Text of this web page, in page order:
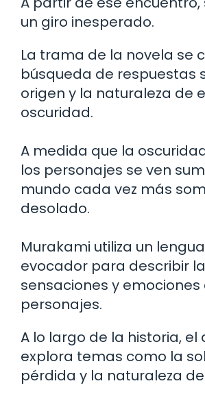
un giro inesperado.
La trama de la novela se
búsqueda de respuestas
origen y la naturaleza de
oscuridad.
A medida que la
los personajes se ven
mundo cada vez más
desolado.
Murakami utiliza un
evocador para describir
sensaciones y emociones
personajes.
A lo largo de la historia, el
explora temas como la
pérdida y la naturaleza